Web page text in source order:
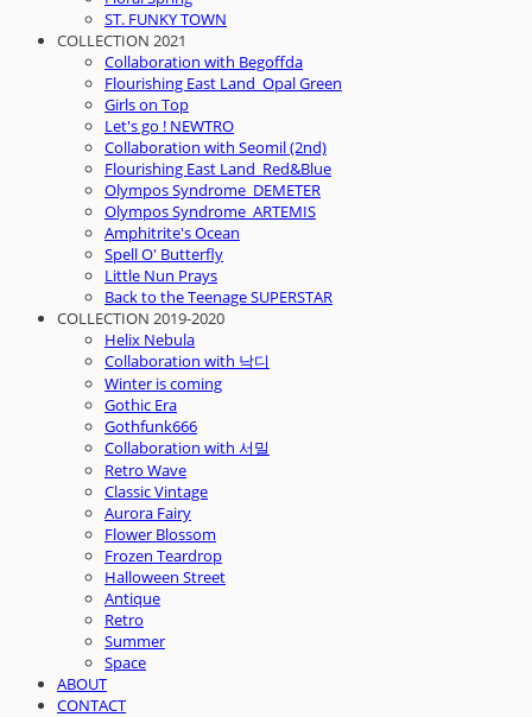
ST. FUNKY TOWN
COLLECTION 2021
Collaboration with Begoffda
Flourishing East Land_Opal Green
Girls on Top
Let's go ! NEWTRO
Collaboration with Seomil (2nd)
Flourishing East Land_Red&Blue
Olympos Syndrome_DEMETER
Olympos Syndrome_ARTEMIS
Amphitrite's Ocean
Spell O' Butterfly
Little Nun Prays
Back to the Teenage SUPERSTAR
COLLECTION 2019-2020
Helix Nebula
Collaboration with 낙디
Winter is coming
Gothic Era
Gothfunk666
Collaboration with 서밀
Retro Wave
Classic Vintage
Aurora Fairy
Flower Blossom
Frozen Teardrop
Halloween Street
Antique
Retro
Summer
Space
ABOUT
CONTACT